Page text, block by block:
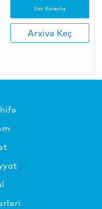
Son Buraxılış
Arxivə Keç